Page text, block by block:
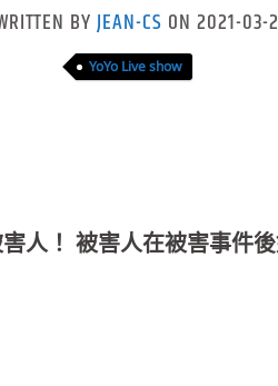
BYJEAN-CS ON 2021-03-
YoYo Live show
人！ 被害人在被害事件